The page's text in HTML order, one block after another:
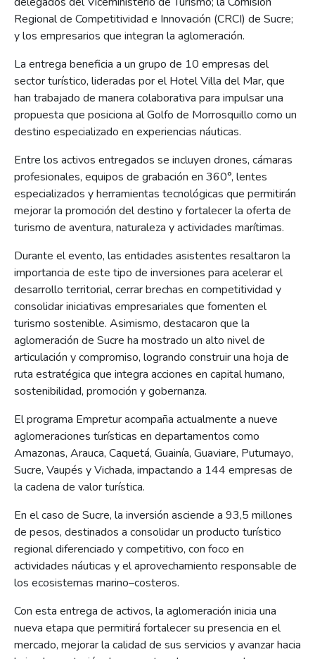
Regional de Competitividad e Innovación (CRCI) de Sucre;
y los empresarios que integran la aglomeración.
La entrega beneficia a un grupo de 10 empresas del
sector turístico, lideradas por el Hotel Villa del Mar, que
han trabajado de manera colaborativa para impulsar una
propuesta que posiciona al Golfo de Morrosquillo como un
destino especializado en experiencias náuticas.
Entre los activos entregados se incluyen drones, cámaras
profesionales, equipos de grabación en 360°, lentes
especializados y herramientas tecnológicas que permitirán
mejorar la promoción del destino y fortalecer la oferta de
turismo de aventura, naturaleza y actividades marítimas.
Durante el evento, las entidades asistentes resaltaron la
importancia de este tipo de inversiones para acelerar el
desarrollo territorial, cerrar brechas en competitividad y
consolidar iniciativas empresariales que fomenten el
turismo sostenible. Asimismo, destacaron que la
aglomeración de Sucre ha mostrado un alto nivel de
articulación y compromiso, logrando construir una hoja de
ruta estratégica que integra acciones en capital humano,
sostenibilidad, promoción y gobernanza.
El programa Empretur acompaña actualmente a nueve
aglomeraciones turísticas en departamentos como
Amazonas, Arauca, Caquetá, Guainía, Guaviare, Putumayo,
Sucre, Vaupés y Vichada, impactando a 144 empresas de
la cadena de valor turística.
En el caso de Sucre, la inversión asciende a 93,5 millones
de pesos, destinados a consolidar un producto turístico
regional diferenciado y competitivo, con foco en
actividades náuticas y el aprovechamiento responsable de
los ecosistemas marino–costeros.
Con esta entrega de activos, la aglomeración inicia una
nueva etapa que permitirá fortalecer su presencia en el
mercado, mejorar la calidad de sus servicios y avanzar hacia